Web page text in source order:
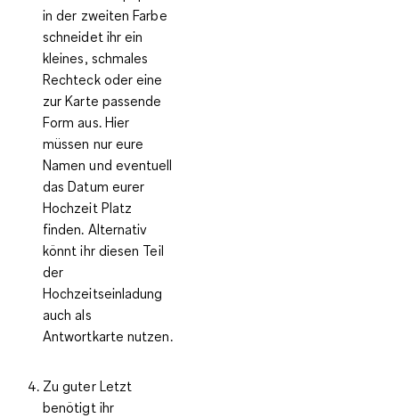
in der zweiten Farbe
schneidet ihr ein
kleines, schmales
Rechteck oder eine
zur Karte passende
Form aus. Hier
müssen nur eure
Namen und eventuell
das Datum eurer
Hochzeit Platz
finden. Alternativ
könnt ihr diesen Teil
der
Hochzeitseinladung
auch als
Antwortkarte nutzen.
Zu guter Letzt
benötigt ihr